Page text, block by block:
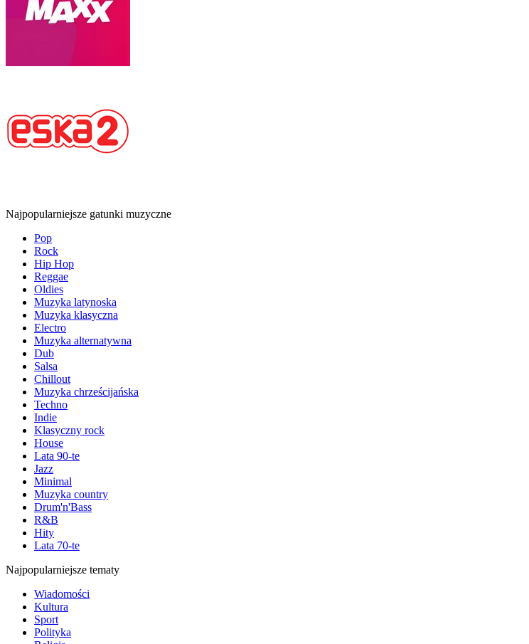
Najpopularniejsze gatunki muzyczne
Pop
Rock
Hip Hop
Reggae
Oldies
Muzyka latynoska
Muzyka klasyczna
Electro
Muzyka alternatywna
Dub
Salsa
Chillout
Muzyka chrześcijańska
Techno
Indie
Klasyczny rock
House
Lata 90-te
Jazz
Minimal
Muzyka country
Drum'n'Bass
R&B
Hity
Lata 70-te
Najpopularniejsze tematy
Wiadomości
Kultura
Sport
Polityka